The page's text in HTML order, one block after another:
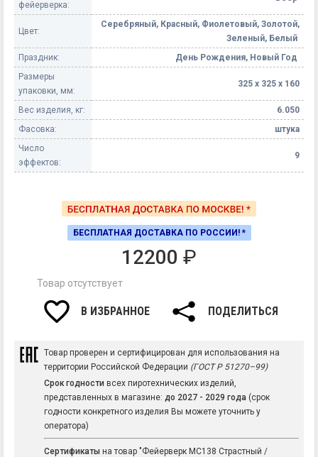
фейерверка:
Цвет:
Серебряный, Красный, Фиолетовый, Золотой,
Зеленый, Белый
Праздник:
День Рождения, Новый Год
Размеры
упаковки, мм:
325 х 325 х 160
Вес изделия, кг:
6.050
Фасовка:
штука
Число
эффектов:
9
БЕСПЛАТНАЯ ДОСТАВКА ПО РОССИИ! *
12200 ₽
Товар отсутствует
В ИЗБРАННОЕ ПОДЕЛИТЬСЯ
Товар проверен и сертифицирован для использования на
территории Российской Федерации (ГОСТ Р 51270–99)
Срок годности всех пиротехнических изделий,
представленных в магазине: до 2027 - 2029 года (срок
годности конкретного изделия Вы можете уточнить у
оператора)
Сертификаты на товар "Фейерверк МС138 Страстный /